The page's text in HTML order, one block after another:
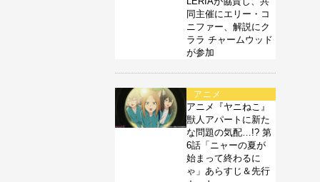
同主催にエリー・コ
ニファー、解説にク
ララ チャームウッド
が参加
アニメ
アニメ『ヤニねこ』
獣人アパートに新た
な問題の気配…!? 第
6話「ニャーの夏が
始まって終わるに
ゃ」あらすじ＆先行